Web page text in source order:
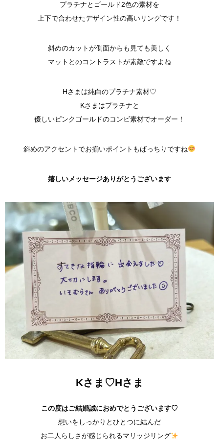
プラチナとゴールド2色の素材を
上下で合わせたデザイン性の高いリングです！
斜めのカットが側面からも見ても美しく
マットとのコントラストが素敵ですよね
Hさまは純白のプラチナ素材♡
Kさまはプラチナと
優しいピンクゴールドのコンビ素材でオーダー！
斜めのアクセントでお揃いポイントもばっちりですね
嬉しいメッセージありがとうございます
Kさま♡Hさま
この度はご結婚誠におめでとうございます♡
想いをしっかりとひとつに結んだ
お二人らしさが感じられるマリッジリング